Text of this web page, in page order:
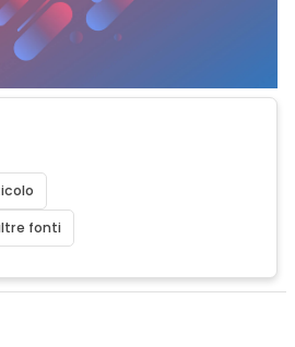
fonti